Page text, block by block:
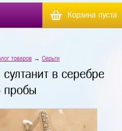
Корзина пуста
товаров→ Серьги
в серебре
пробы